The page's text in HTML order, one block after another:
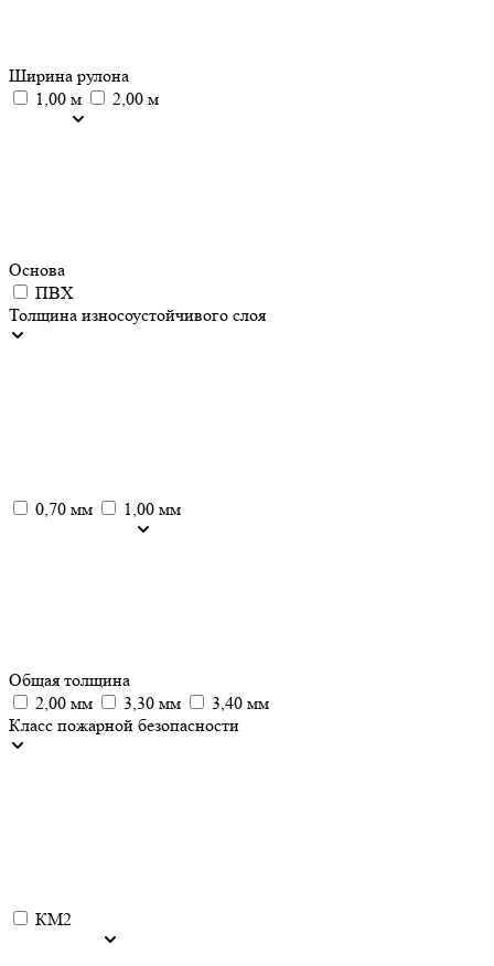
Ширина рулона
1,00 м
2,00 м
Основа
ПВХ
Толщина износоустойчивого слоя
0,70 мм 1,00 мм
Общая толщина
2,00 мм
3,30 мм
3,40 мм
Класс пожарной безопасности
КМ2